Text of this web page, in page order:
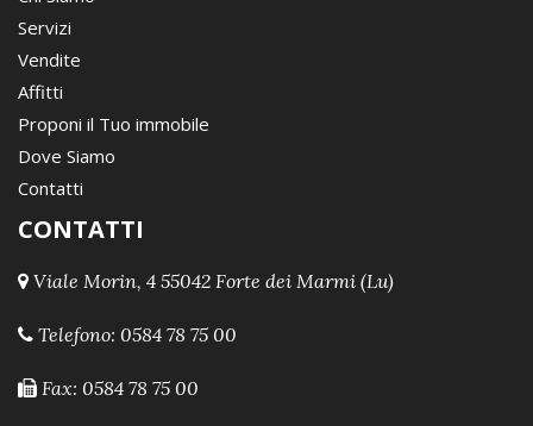
Servizi
Vendite
Affitti
Proponi il Tuo immobile
Dove Siamo
Contatti
CONTATTI
Viale Morin, 4 55042 Forte dei Marmi (Lu)
Telefono: 0584 78 75 00
Fax: 0584 78 75 00